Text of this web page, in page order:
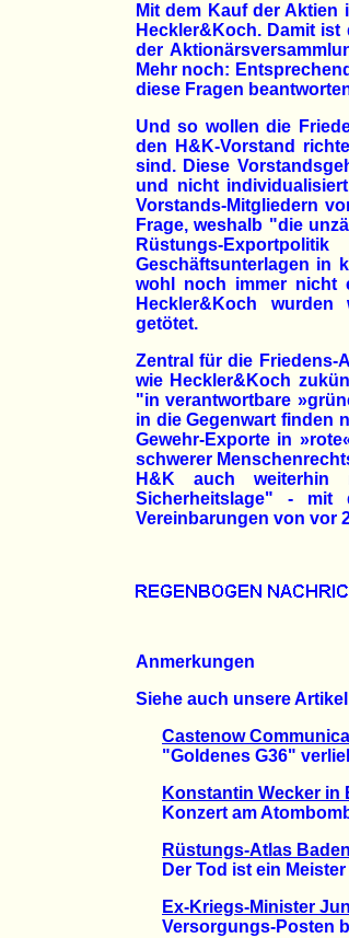
Mit dem Kauf der Aktien
Heckler&Koch. Damit ist
der
Mehr noch:
diese Fragen
Und so wollen die
den H&K-Vorstand
sind. Diese
und nicht
Vorstands-Mitgliedern
Frage, weshalb "die
Rüstungs-
Geschäftsunterlagen in
wohl noch immer nicht
Heckler&Koch
getötet.
Zentral für die Friedens-
wie Heckler&Koch
"in verantwortbare
in die Gegenwart finden
Gewehr-Exporte in
schwerer
H&K auch weiterhin
Sicherheitslage" - mit
Vereinbarungen von vor
Anmerkungen
Siehe auch unsere
Castenow
"Goldenes G36"
Konstantin Wecker in
Konzert am
Rüstungs-Atlas
Der Tod ist ein Meister
Ex-Kriegs-Minister
Versorgungs-Posten